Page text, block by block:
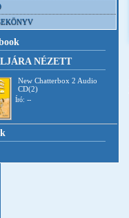
NÉZETT
New Chatterbox 2 Audio
CD(2)
Író: --